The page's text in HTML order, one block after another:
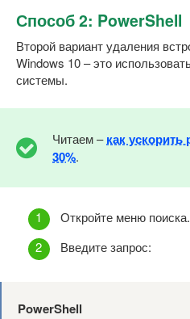
Способ 2: PowerShell
Второй вариант удаления
Windows 10 – это
системы.
Читаем –как ускорить
30%.
Откройте меню поиска.
Введите запрос:
PowerShell